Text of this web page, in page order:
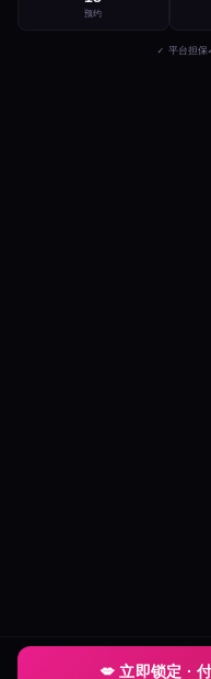
预约
✓ 平台担保
💋 立即锁定 ·